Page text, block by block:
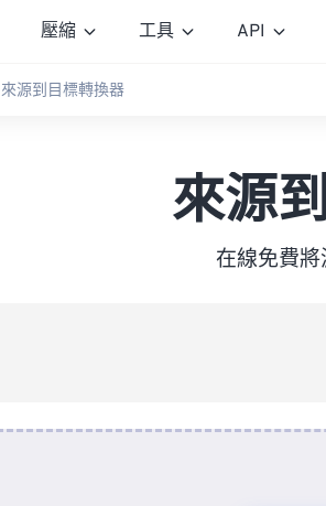
壓縮 工具 API
來源到目標轉換器
來源
在線免費將